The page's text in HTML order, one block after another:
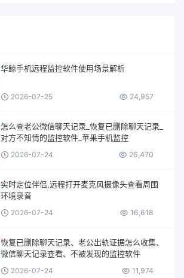
华鲸手机远程监控软件使用场景解析
2026-07-25 24,957
怎么查老公微信聊天记录_恢复已删除聊天记录_
对方不知情的监控软件_苹果手机监控
2026-07-24 26,470
实时定位伴侣,远程打开麦克风摄像头查看周围
环境录音
2026-07-24 16,618
恢复已删除聊天记录、老公出轨证据怎么收集、
微信聊天记录查看、不被发现的监控软件
2026-07-24 11,974